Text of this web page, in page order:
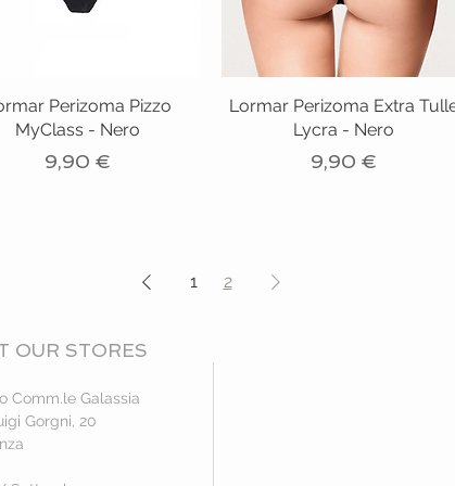
Perizoma Pizzo
MyClass - Nero
Prezzo
9,90 €
Lormar Perizoma Extra
Lycra - Nero
Prezzo
9,90 €
1 2
OUR STORES
Comm.le Galassia
Gorgni, 20